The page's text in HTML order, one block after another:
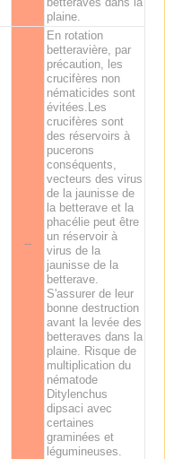
plaine.
--
En rotation
betteravière, par
précaution, les
crucifères non
nématicides sont
évitées.Les
crucifères sont
des réservoirs à
pucerons
conséquents,
vecteurs des virus
de la jaunisse de
la betterave et la
phacélie peut être
un réservoir à
virus de la
jaunisse de la
betterave.
S'assurer de leur
bonne destruction
avant la levée des
betteraves dans la
plaine. Risque de
multiplication du
nématode
Ditylenchus
dipsaci avec
certaines
graminées et
légumineuses.